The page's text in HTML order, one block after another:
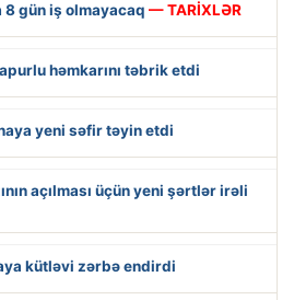
gün iş olmayacaq — TARİXLƏR
həmkarını təbrik etdi
yeni səfir təyin etdi
açılması üçün yeni şərtlər irəli
kütləvi zərbə endirdi